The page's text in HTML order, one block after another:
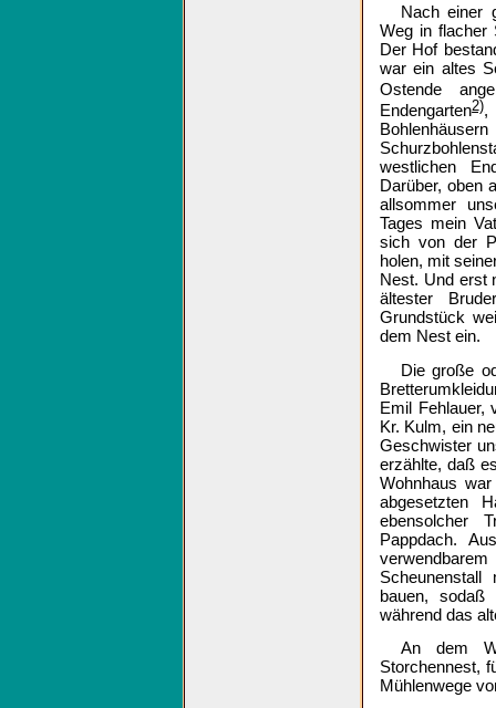
Nach einer
Weg in flacher
Der Hof
war ein altes
Ostende
Endengarten2),
westlichen
Darüber, oben
allsommer
Tages mein
sich von der
holen, mit
Nest. Und erst
ältester
Grundstück
dem Nest ein.
Die große
Emil Fehlauer,
Kr. Kulm, ein
Geschwister
erzählte, daß
Wohnhaus
abgesetzten
ebensolcher
Pappdach.
bauen,
während das
An dem
Storchennest,
Mühlenwege